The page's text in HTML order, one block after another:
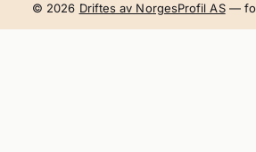
© 2026 Driftes av NorgesProfil AS— for